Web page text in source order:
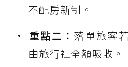
不配房新制。
重點二： 落單旅客
由旅行社全額吸收。